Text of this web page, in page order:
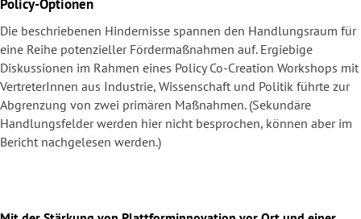
Policy-Optionen
Die beschriebenen Hindernisse spannen den Handlungsraum für
eine Reihe potenzieller Fördermaßnahmen auf. Ergiebige
Diskussionen im Rahmen eines Policy Co-Creation Workshops mit
VertreterInnen aus Industrie, Wissenschaft und Politik führte zur
Abgrenzung von zwei primären Maßnahmen. (Sekundäre
Handlungsfelder werden hier nicht besprochen, können aber im
Bericht nachgelesen werden.)